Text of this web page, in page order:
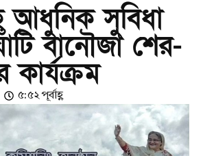
আধুনিক সুবিধা
বানৌজা শের-
কার্যক্রম
৫:৫২ পূর্বাহ্ণ